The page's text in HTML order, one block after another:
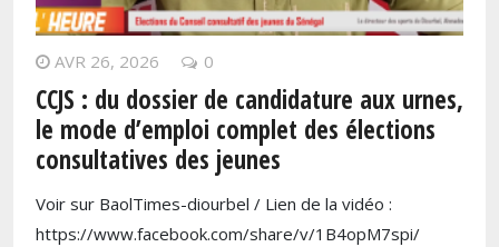
AVR 26, 2026 0
CCJS : du dossier de candidature aux urnes,
le mode d’emploi complet des élections
consultatives des jeunes
Voir sur BaolTimes-diourbel / Lien de la vidéo :
https://www.facebook.com/share/v/1B4opM7spi/